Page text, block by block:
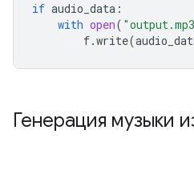
if audio_data :
with open(
f.write(
Генерация музыки